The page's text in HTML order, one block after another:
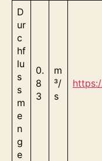
D
ur
c
hf
lu
s
s
m
e
n
g
e
0.
8
3
m
³/
s